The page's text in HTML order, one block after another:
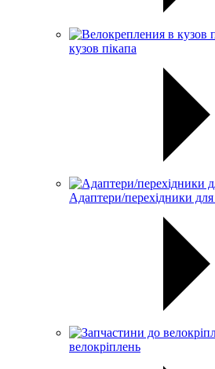
кузов пікапа
Адаптери/перехідники для
велокріплень